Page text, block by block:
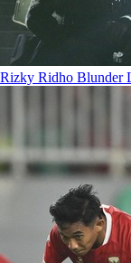
Rizky Ridho Blunder